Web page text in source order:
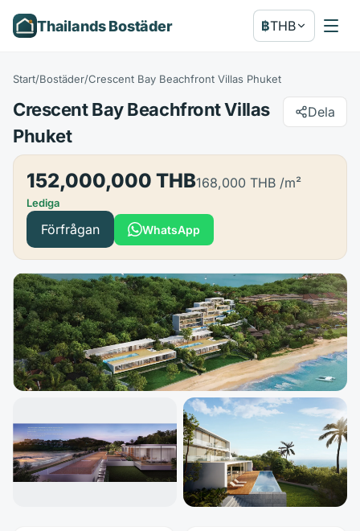
Thailands Bostäder ฿THB
Start/Bostäder/Crescent Bay Beachfront Villas Phuket
Crescent Bay Beachfront Villas
Phuket
Dela
152,000,000 THB168,000 THB /m²
Lediga
Förfrågan WhatsApp